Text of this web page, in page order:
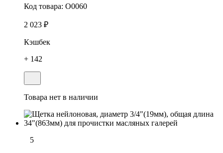
Код товара: O0060
2 023 ₽
Кэшбек
+ 142
Товара нет в наличии
5